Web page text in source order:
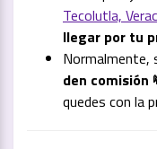
Tecolutla,
llegar por tu
Normalmente,
den comisión
quedes con la